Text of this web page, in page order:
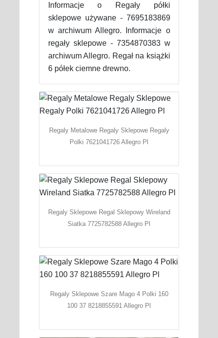
Informacje o Regały półki
sklepowe używane - 7695183869
w archiwum Allegro. Informacje o
regały sklepowe - 7354870383 w
archiwum Allegro. Regał na książki
6 półek ciemne drewno.
Regaly Metalowe Regaly Sklepowe Regaly
Polki 7621041726 Allegro Pl
Regaly Sklepowe Regal Sklepowy Wireland
Siatka 7725782588 Allegro Pl
Regaly Sklepowe Szare Mago 4 Polki 160
100 37 8218855591 Allegro Pl